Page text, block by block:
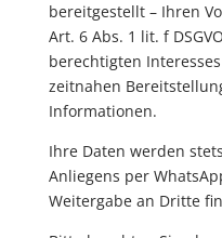
bereitgestellt – Ihren
Art. 6 Abs. 1 lit. f
berechtigten
zeitnahen
Informationen.
Ihre Daten werden
Anliegens per
Weitergabe an Dritte